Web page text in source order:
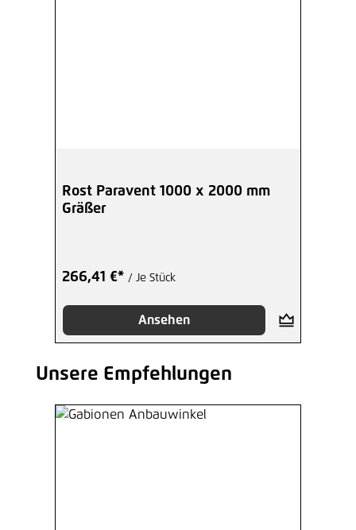
Rost Paravent 1000 x 2000 mm
Gräßer
266,41 €* / Je Stück
Ansehen
Produktgalerie überspringen
Unsere Empfehlungen